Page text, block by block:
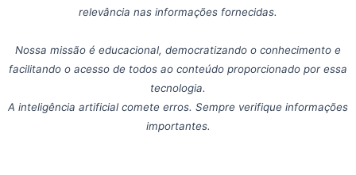
relevância nas informações fornecidas.
Nossa missão é educacional, democratizando o conhecimento e
facilitando o acesso de todos ao conteúdo proporcionado por essa
tecnologia.
A inteligência artificial comete erros. Sempre verifique informações
importantes.